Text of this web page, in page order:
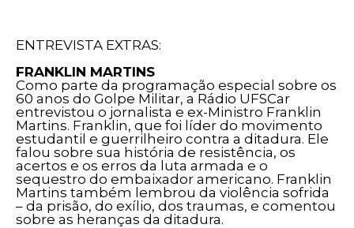
ENTREVISTA EXTRAS:
FRANKLIN MARTINS
Como parte da programação especial sobre os
60 anos do Golpe Militar, a Rádio UFSCar
entrevistou o jornalista e ex-Ministro Franklin
Martins. Franklin, que foi líder do movimento
estudantil e guerrilheiro contra a ditadura. Ele
falou sobre sua história de resistência, os
acertos e os erros da luta armada e o
sequestro do embaixador americano. Franklin
Martins também lembrou da violência sofrida
– da prisão, do exílio, dos traumas, e comentou
sobre as heranças da ditadura.